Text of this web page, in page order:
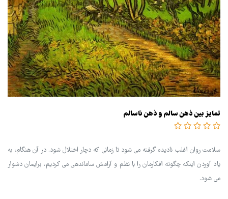
تمایز بین ذهن سالم و ذهن ناسالم
سلامت روان اغلب نادیده گرفته می شود تا زمانی که دچار اختلال شود. در آن هنگام، به
یاد آوردن اینکه چگونه افکارمان را با نظم و آرامش ساماندهی می کردیم، برایمان دشوار
می شود.